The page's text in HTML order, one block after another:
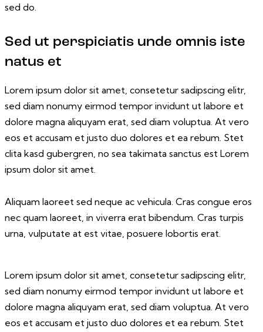
sed do.
Sed ut perspiciatis unde omnis iste
natus et
Lorem ipsum dolor sit amet, consetetur sadipscing elitr,
sed diam nonumy eirmod tempor invidunt ut labore et
dolore magna aliquyam erat, sed diam voluptua. At vero
eos et accusam et justo duo dolores et ea rebum. Stet
clita kasd gubergren, no sea takimata sanctus est Lorem
ipsum dolor sit amet.
Aliquam laoreet sed neque ac vehicula. Cras congue eros
nec quam laoreet, in viverra erat bibendum. Cras turpis
urna, vulputate at est vitae, posuere lobortis erat.
Lorem ipsum dolor sit amet, consetetur sadipscing elitr,
sed diam nonumy eirmod tempor invidunt ut labore et
dolore magna aliquyam erat, sed diam voluptua. At vero
eos et accusam et justo duo dolores et ea rebum. Stet